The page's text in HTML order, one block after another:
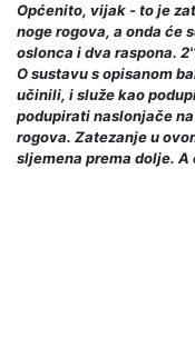
Općenito, vijak - to je
noge rogova, a onda će
oslonca i dva raspona.
O sustavu s opisanom
učinili, i služe kao
podupirati naslonjače
rogova. Zatezanje u
sljemena prema dolje.